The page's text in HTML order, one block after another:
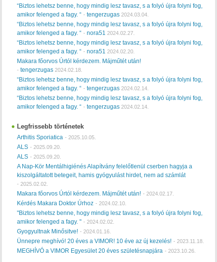
“Biztos lehetsz benne, hogy mindig lesz tavasz, s a folyó újra folyni fog,
amikor felenged a fagy. “ -tengerzugas 2024.03.04.
“Biztos lehetsz benne, hogy mindig lesz tavasz, s a folyó újra folyni fog,
amikor felenged a fagy. “ -nora51 2024.02.27.
“Biztos lehetsz benne, hogy mindig lesz tavasz, s a folyó újra folyni fog,
amikor felenged a fagy. “ -nora51 2024.02.20.
Makara főorvos Úrtól kérdezem. Májműtét után!
-tengerzugas 2024.02.18.
“Biztos lehetsz benne, hogy mindig lesz tavasz, s a folyó újra folyni fog,
amikor felenged a fagy. “ -tengerzugas 2024.02.14.
“Biztos lehetsz benne, hogy mindig lesz tavasz, s a folyó újra folyni fog,
amikor felenged a fagy. “ -tengerzugas 2024.02.14.
Legfrissebb történetek
Arthitis Sporiatica - 2025.10.05.
ALS - 2025.09.20.
ALS - 2025.09.20.
A Nap-Kör Mentálhigiénés Alapítvány felelőtlenül cserben hagyja a
kiszolgáltatott betegeit, hamis gyógyulást hirdet, nem ad számlát
- 2025.02.02.
Makara főorvos Úrtól kérdezem. Májműtét után! - 2024.02.17.
Kérdés Makara Doktor Úrhoz - 2024.02.10.
"Biztos lehetsz benne, hogy mindig lesz tavasz, s a folyó újra folyni fog,
amikor felenged a fagy. " - 2024.02.02.
Gyogyultnak Minősitve! - 2024.01.16.
Ünnepre meghívó! 20 éves a VIMOR! 10 éve az új kezelés! - 2023.11.18.
MEGHÍVÓ a VIMOR Egyesület 20 éves születésnapjára - 2023.10.26.